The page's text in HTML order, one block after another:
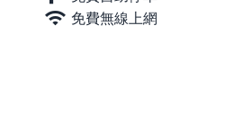
免費無線上網